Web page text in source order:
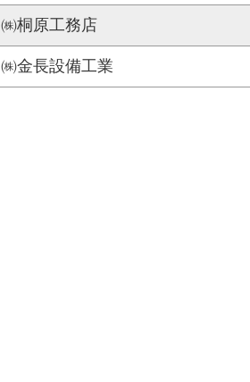
㈱桐原工務店
㈱金長設備工業